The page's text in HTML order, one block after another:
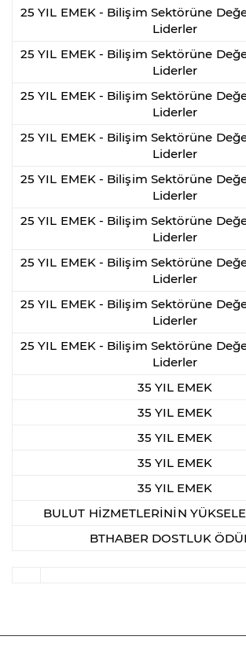
25 YIL EMEK - Bilişim Sektörüne
Liderler
25 YIL EMEK - Bilişim Sektörüne
Liderler
25 YIL EMEK - Bilişim Sektörüne
Liderler
25 YIL EMEK - Bilişim Sektörüne
Liderler
25 YIL EMEK - Bilişim Sektörüne
Liderler
25 YIL EMEK - Bilişim Sektörüne
Liderler
25 YIL EMEK - Bilişim Sektörüne
Liderler
25 YIL EMEK - Bilişim Sektörüne
Liderler
25 YIL EMEK - Bilişim Sektörüne
Liderler
35 YIL EMEK
35 YIL EMEK
35 YIL EMEK
35 YIL EMEK
35 YIL EMEK
BULUT HİZMETLERİNİN
BTHABER DOSTLUK